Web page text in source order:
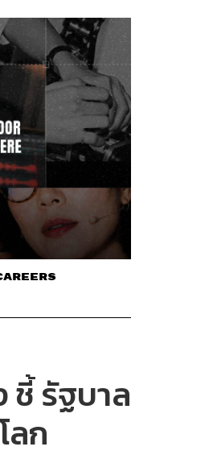
ชี้ รัฐบาล
ลก